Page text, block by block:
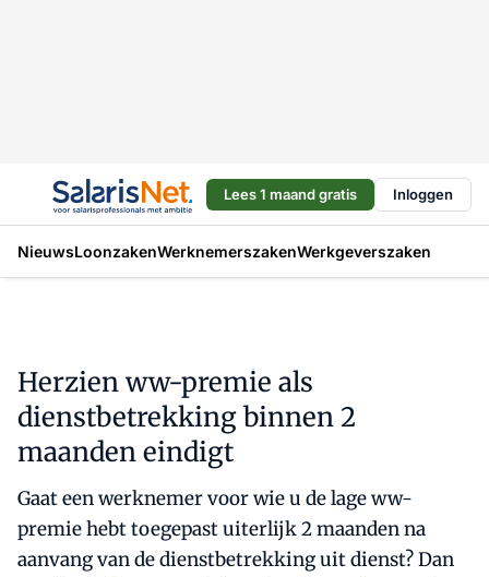
Lees 1 maand gratis Inloggen
NieuwsLoonzakenWerknemerszakenWerkgeverszaken
Herzien ww-premie als
dienstbetrekking binnen 2
maanden eindigt
Gaat een werknemer voor wie u de lage ww-
premie hebt toegepast uiterlijk 2 maanden na
aanvang van de dienstbetrekking uit dienst? Dan